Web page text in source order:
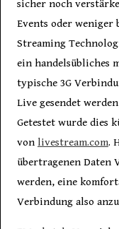
sicher noch
Events oder weniger
Streaming
ein handelsübliches
typische 3G
Live gesendet
Getestet wurde dies
von livestream.com.
übertragenen Daten
werden, eine
Verbindung also